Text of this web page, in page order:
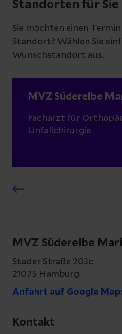
Standorten für Sie
Sie möchten einen
Standort? Wählen Sie
Wunschstandort aus.
MVZ Süderelbe
Facharzt für
Unfallchirurgie
MVZ Süderelbe
Stader Straße 203c
21075 Hamburg
Anfahrt auf Google
Kontakt